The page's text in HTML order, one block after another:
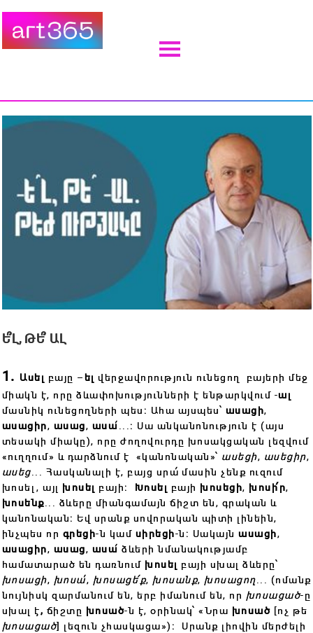
Ե՞Լ, ԹԵ՞ ԱԼ
1. Ասել բայը –ել վերջավորություն ունեցող բայերի մեջ
միակն է, որը ձևափոխությունների է ենթարկվում -ալ
մասնիկ ունեցողների պես։ Ահա այսպես՝ ասացի,
ասացիր, ասաց, ասա՛...։ Սա անկանոնություն է (այս
տեսակի միակը), որը ժողովուրդը խոսակցական լեզվում
«ուղղում» և դարձնում է «կանոնական»՝ ասեցի, ասեցիր,
ասեց... Հասկանալի է, բայց սրա՛ մասին չենք ուզում
խոսել, այլ խոսել բայի։ Խոսել բայի խոսեցի, խոսի՛ր,
խոսենք... ձևերը միանգամայն ճիշտ են, գրական և
կանոնական։ Եվ սրանք սովորական պիտի լինեին,
ինչպես որ գրեցի-ն կամ սիրեցի-ն։ Սակայն ասացի,
ասացիր, ասաց, ասա ՛ ձևերի նմանակությամբ
համատարած են դառնում խոսել բայի սխալ ձևերը՝
խոսացի, խոսա՛, խոսացե՛ք, խոսանք, խոսացող... (ոմանք
նույնիսկ զարմանում են, երբ իմանում են, որ խոսացած-ը
սխալ է, ճիշտը խոսած-ն է, օրինակ՝ «Նրա խոսած [ոչ թե
խոսացած] լեզուն չհասկացա»)։ Սրանք լիովին մերժելի